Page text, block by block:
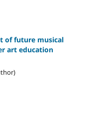
of future musical
art education